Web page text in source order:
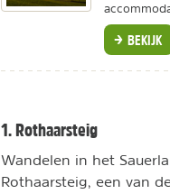
BEKIJK
1. Rothaarsteig
Wandelen in het
Rothaarsteig, een van